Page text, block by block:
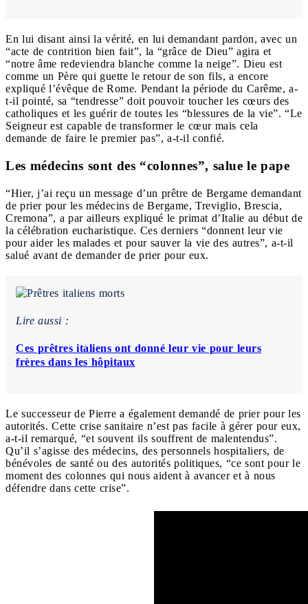
En lui disant ainsi la vérité, en lui demandant pardon, avec un
“acte de contrition bien fait”, la “grâce de Dieu” agira et
“notre âme redeviendra blanche comme la neige”. Dieu est
comme un Père qui guette le retour de son fils, a encore
expliqué l’évêque de Rome. Pendant la période du Carême, a-
t-il pointé, sa “tendresse” doit pouvoir toucher les cœurs des
catholiques et les guérir de toutes les “blessures de la vie”. “Le
Seigneur est capable de transformer le cœur mais cela
demande de faire le premier pas”, a-t-il confié.
Les médecins sont des “colonnes”, salue le pape
“Hier, j’ai reçu un message d’un prêtre de Bergame demandant
de prier pour les médecins de Bergame, Treviglio, Brescia,
Cremona”, a par ailleurs expliqué le primat d’Italie au début de
la célébration eucharistique. Ces derniers “donnent leur vie
pour aider les malades et pour sauver la vie des autres”, a-t-il
salué avant de demander de prier pour eux.
Lire aussi :
Ces prêtres italiens ont donné leur vie pour leurs
frères dans les hôpitaux
Le successeur de Pierre a également demandé de prier pour les
autorités. Cette crise sanitaire n’est pas facile à gérer pour eux,
a-t-il remarqué, “et souvent ils souffrent de malentendus”.
Qu’il s’agisse des médecins, des personnels hospitaliers, de
bénévoles de santé ou des autorités politiques, “ce sont pour le
moment des colonnes qui nous aident à avancer et à nous
défendre dans cette crise”.